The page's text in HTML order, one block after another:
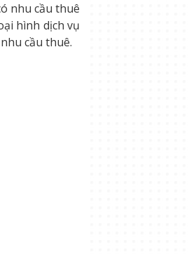
nhu cầu thuê
hình dịch vụ
cầu thuê.